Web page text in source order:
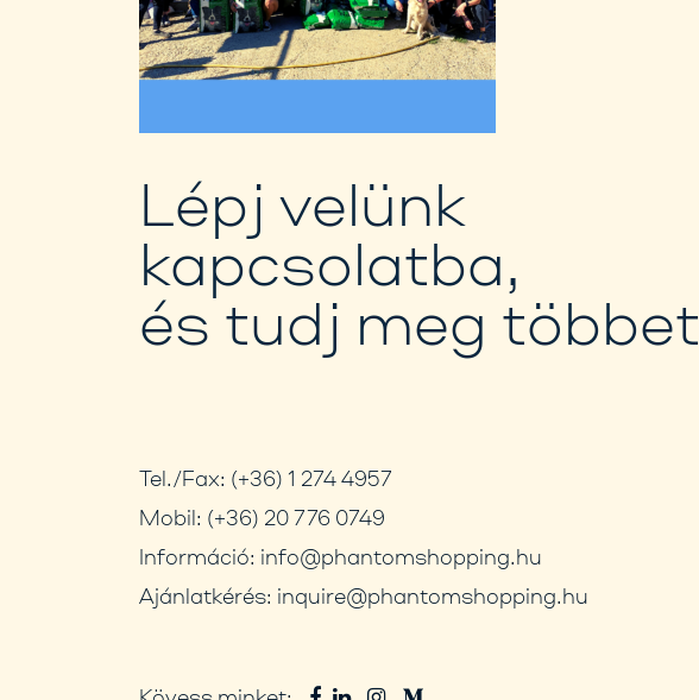
Lépj velünk
kapcsolatba,
és tudj meg többet
Tel./Fax: (+36) 1 274 4957
Mobil: (+36) 20 776 0749
Információ: info@phantomshopping.hu
Ajánlatkérés: inquire@phantomshopping.hu